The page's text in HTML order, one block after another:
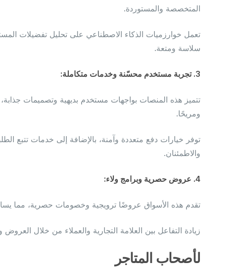
المتخصصة والمستوردة.
تعمل خوارزميات الذكاء الاصطناعي على تحليل تفضيلات
سلاسة ومتعة.
3. تجربة مستخدم محسّنة وخدمات متكاملة:
تتميز هذه المنصات بواجهات مستخدم بديهية وتصميمات
ومريحًا.
توفر خيارات دفع متعددة وآمنة، بالإضافة إلى خدمات تتبع
والاطمئنان.
4. عروض حصرية وبرامج ولاء:
تقدم هذه الأسواق عروضًا ترويجية وخصومات حصرية، مما
زيادة التفاعل بين العلامة التجارية والعملاء من خلال
لأصحاب المتاجر